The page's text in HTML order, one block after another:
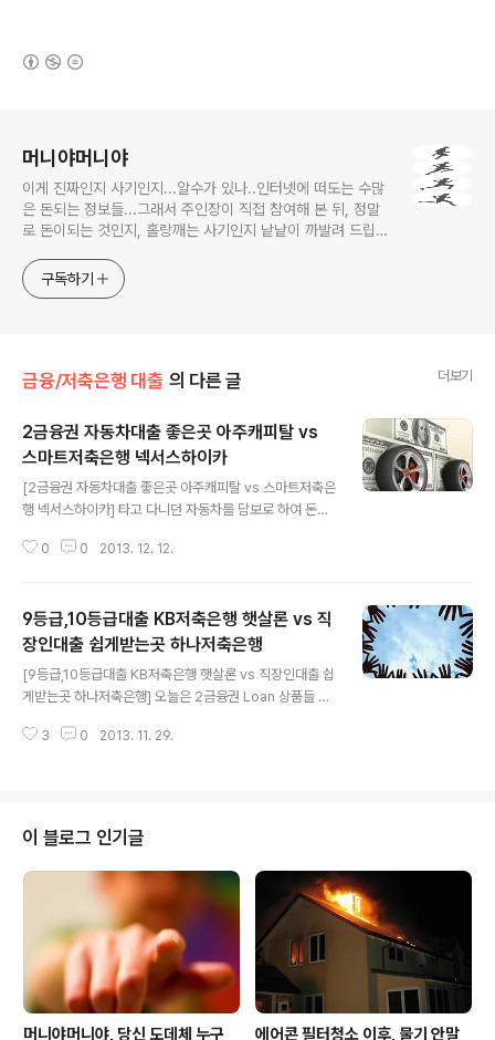
머니야머니야
이게 진짜인지 사기인지...알수가 있나..인터넷에 떠도는 수많
은 돈되는 정보들...그래서 주인장이 직접 참여해 본 뒤, 정말
로 돈이되는 것인지, 홀랑깨는 사기인지 낱낱이 까발려 드립니
야~구독하기
금융/저축은행 대출 의 다른 글 더보기
2금융권 자동차대출 좋은곳 아주캐피탈 vs
스마트저축은행 넥서스하이카
[2금융권 자동차대출 좋은곳 아주캐피탈 vs 스마트저축은
행 넥서스하이카] 타고 다니던 자동차를 담보로 하여 돈을
권 오토론 취급기관들과 제도권 대부업체 오토론 취급기관
최근들어 잘 안해주고 있는 판국에 골아픈 오토론을 해줄
리 만무한 바, 일반적으로 오토론 상품들의 경우, 리스나 할
부상품 주류를 이루고 있는 2금융권 메이저 기관에서 취급
하는게 맞는듯 합니다. 즉, 2금융권 자동차대출 좋은곳 상
품을 찾을 필요가 있다는 것인데 결국 이는 몇몇 캐피탈사
및 저축은행에서만 취급할 수 밖에 없다는 의미가 됩니다.
0 0 2013. 12. 12.
9등급,10등급대출 KB저축은행 햇살론 vs 직
장인대출 쉽게받는곳 하나저축은행
[9등급,10등급대출 KB저축은행 햇살론 vs 직장인대출 쉽
게받는곳 하나저축은행] 오늘은 2금융권 Loan 상품들 가
융을 표방하고 있는 햇살론 조건 좋은곳이면서 햇살론 베
품 정보에 대해 조건표(가이드라인)를 정리해 보겠습니다.
즉, 정책자금이고 저신용자분들 9등급,10등급대출 OK 및
환승론,갈아타기 성격의 KB저축은행 햇살론 2금융권 무직
자, 저신용자 대출쉽게받는곳,승인잘나는 곳으로 꾸준하게
소문난 하나저축은행 더마니론 위의 두 상품들에 대해 아
래 각각의 섹션에서 해당 상품의 조건들을 정..
3 0 2013. 11. 29.
이 블로그 인기글
머니야머니야, 당신 도데체 누구
에어콘 필터청소 이후, 물기 안말